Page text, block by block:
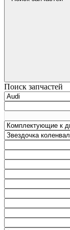
Поиск запчастей